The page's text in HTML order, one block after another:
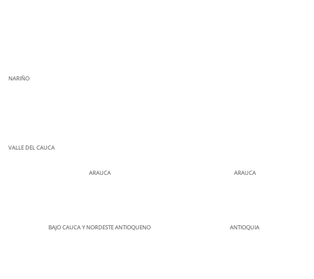
NARIÑO
VALLE DEL CAUCA
ARAUCA ARAUCA
BAJO CAUCA Y NORDESTE ANTIOQUENO ANTIOQUIA